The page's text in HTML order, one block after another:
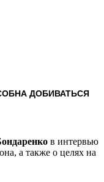
ДОБИВАТЬСЯ
в интервью
а также о целях на